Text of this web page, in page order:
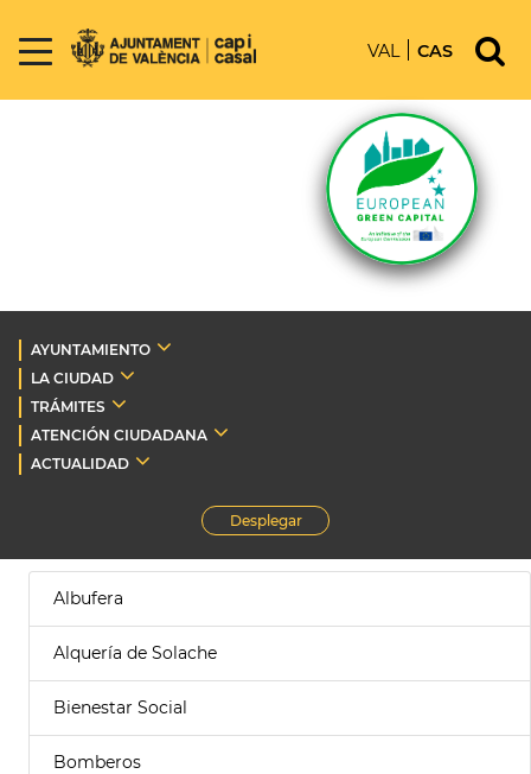
VAL CAS
AYUNTAMIENTO
LA CIUDAD
TRÁMITES
ATENCIÓN CIUDADANA
ACTUALIDAD
Desplegar
Albufera
Alquería de Solache
Bienestar Social
Bomberos